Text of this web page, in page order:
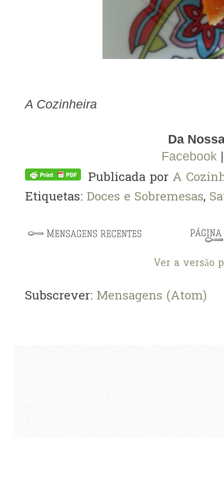
A Cozinheira
Da
Facebook
Publicada por A
Etiquetas: Doces e Sobremesas,
Ver a versão
Subscrever: Mensagens (Atom)